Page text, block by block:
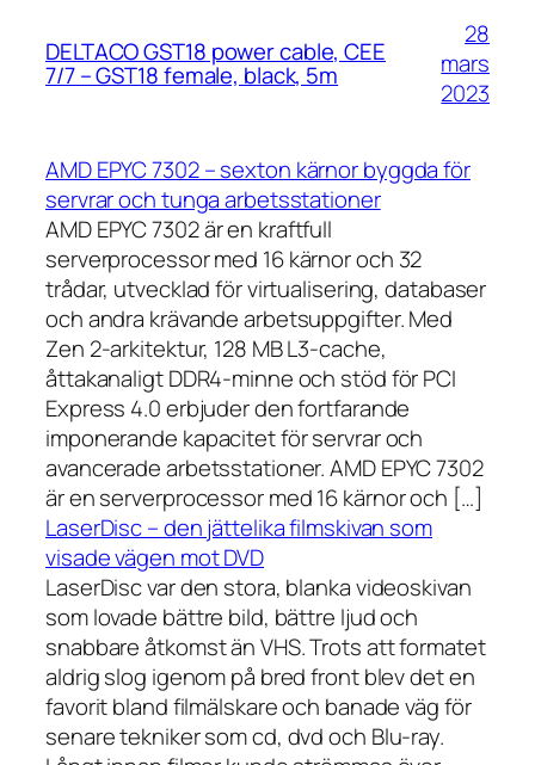
DELTACO GST18 power cable, CEE
7/7 – GST18 female, black, 5m
28
mars
2023
AMD EPYC 7302 – sexton kärnor byggda för
servrar och tunga arbetsstationer
AMD EPYC 7302 är en kraftfull
serverprocessor med 16 kärnor och 32
trådar, utvecklad för virtualisering, databaser
och andra krävande arbetsuppgifter. Med
Zen 2-arkitektur, 128 MB L3-cache,
åttakanaligt DDR4-minne och stöd för PCI
Express 4.0 erbjuder den fortfarande
imponerande kapacitet för servrar och
avancerade arbetsstationer. AMD EPYC 7302
är en serverprocessor med 16 kärnor och […]
LaserDisc – den jättelika filmskivan som
visade vägen mot DVD
LaserDisc var den stora, blanka videoskivan
som lovade bättre bild, bättre ljud och
snabbare åtkomst än VHS. Trots att formatet
aldrig slog igenom på bred front blev det en
favorit bland filmälskare och banade väg för
senare tekniker som cd, dvd och Blu-ray.